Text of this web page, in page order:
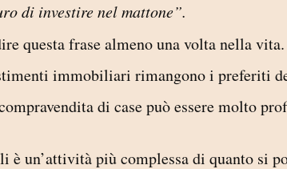
di investire nel mattone”.
questa frase almeno una volta nella vita.
immobiliari rimangono i preferiti
di case può essere molto
un’attività più complessa di quanto si